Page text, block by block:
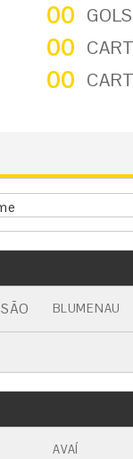
00
00
00
BLUMENAU
AVAÍ